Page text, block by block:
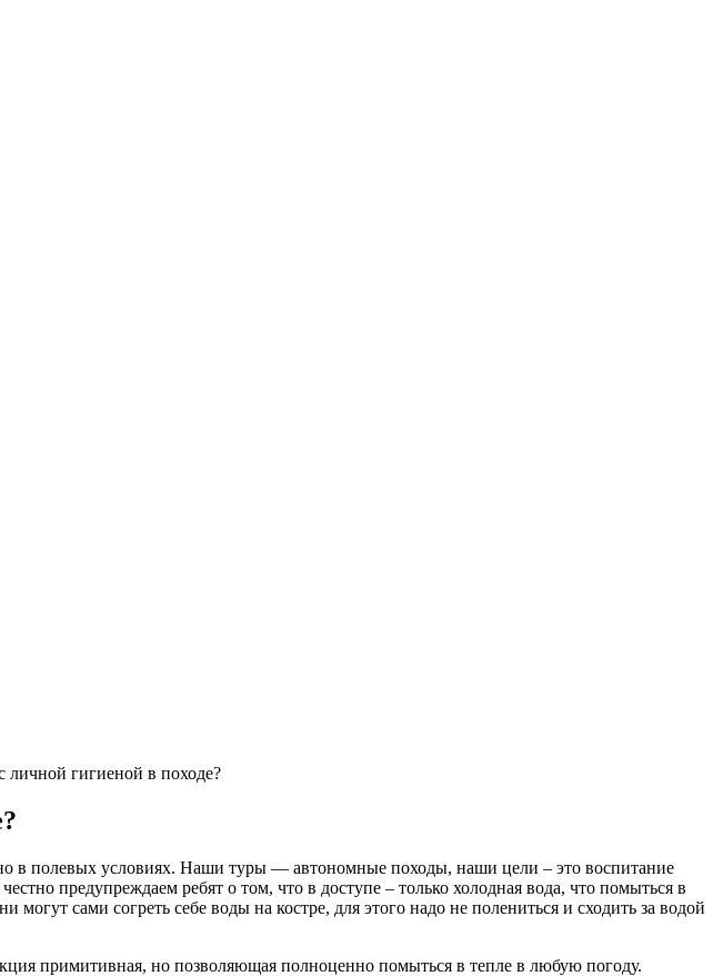
личной гигиеной в походе?
в полевых условиях. Наши туры — автономные походы, наши цели – это воспитание
предупреждаем ребят о том, что в доступе – только холодная вода, что помыться в
сами согреть себе воды на костре, для этого надо не полениться и сходить за водой
примитивная, но позволяющая полноценно помыться в тепле в любую погоду.